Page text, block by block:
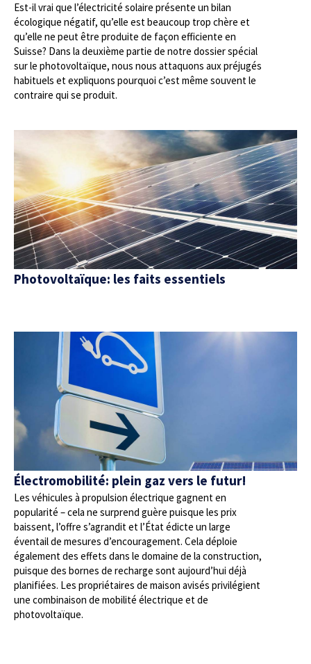
Est-il vrai que l’électricité solaire présente un bilan
écologique négatif, qu’elle est beaucoup trop chère et
qu’elle ne peut être produite de façon efficiente en
Suisse? Dans la deuxième partie de notre dossier spécial
sur le photovoltaïque, nous nous attaquons aux préjugés
habituels et expliquons pourquoi c’est même souvent le
contraire qui se produit.
Photovoltaïque: les faits essentiels
Électromobilité: plein gaz vers le futur!
Les véhicules à propulsion électrique gagnent en
popularité – cela ne surprend guère puisque les prix
baissent, l’offre s’agrandit et l’État édicte un large
éventail de mesures d’encouragement. Cela déploie
également des effets dans le domaine de la construction,
puisque des bornes de recharge sont aujourd’hui déjà
planifiées. Les propriétaires de maison avisés privilégient
une combinaison de mobilité électrique et de
photovoltaïque.